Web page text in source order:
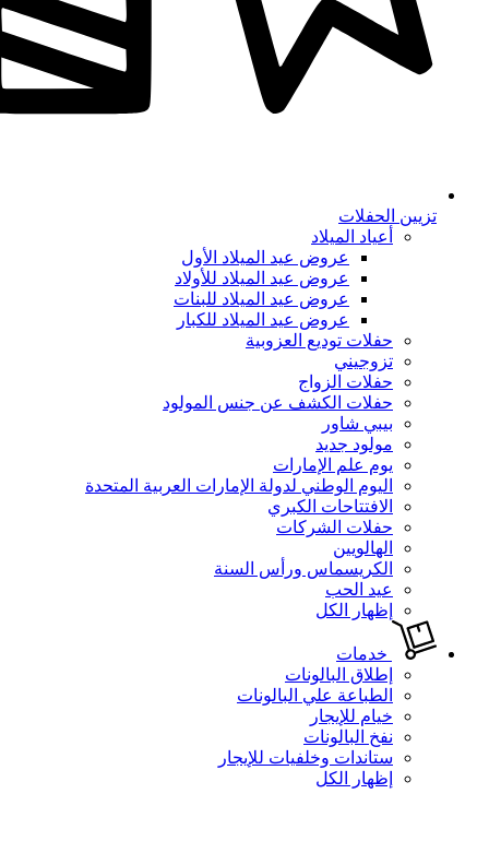
تزيين الحفلات
أعياد الميلاد
عروض عيد الميلاد الأول
عروض عيد الميلاد للأولاد
عروض عيد الميلاد للبنات
عروض عيد الميلاد للكبار
حفلات توديع العزوبية
تزوجيني
حفلات الزواج
حفلات الكشف عن جنس المولود
بيبي شاور
مولود جديد
يوم علم الإمارات
اليوم الوطني لدولة الإمارات العربية المتحدة
الافتتاحات الكبري
حفلات الشركات
الهالويين
الكريسماس ورأس السنة
عيد الحب
إظهار الكل
خدمات
إطلاق البالونات
الطباعة علي البالونات
خيام للإيجار
نفخ البالونات
ستاندات وخلفيات للإيجار
إظهار الكل